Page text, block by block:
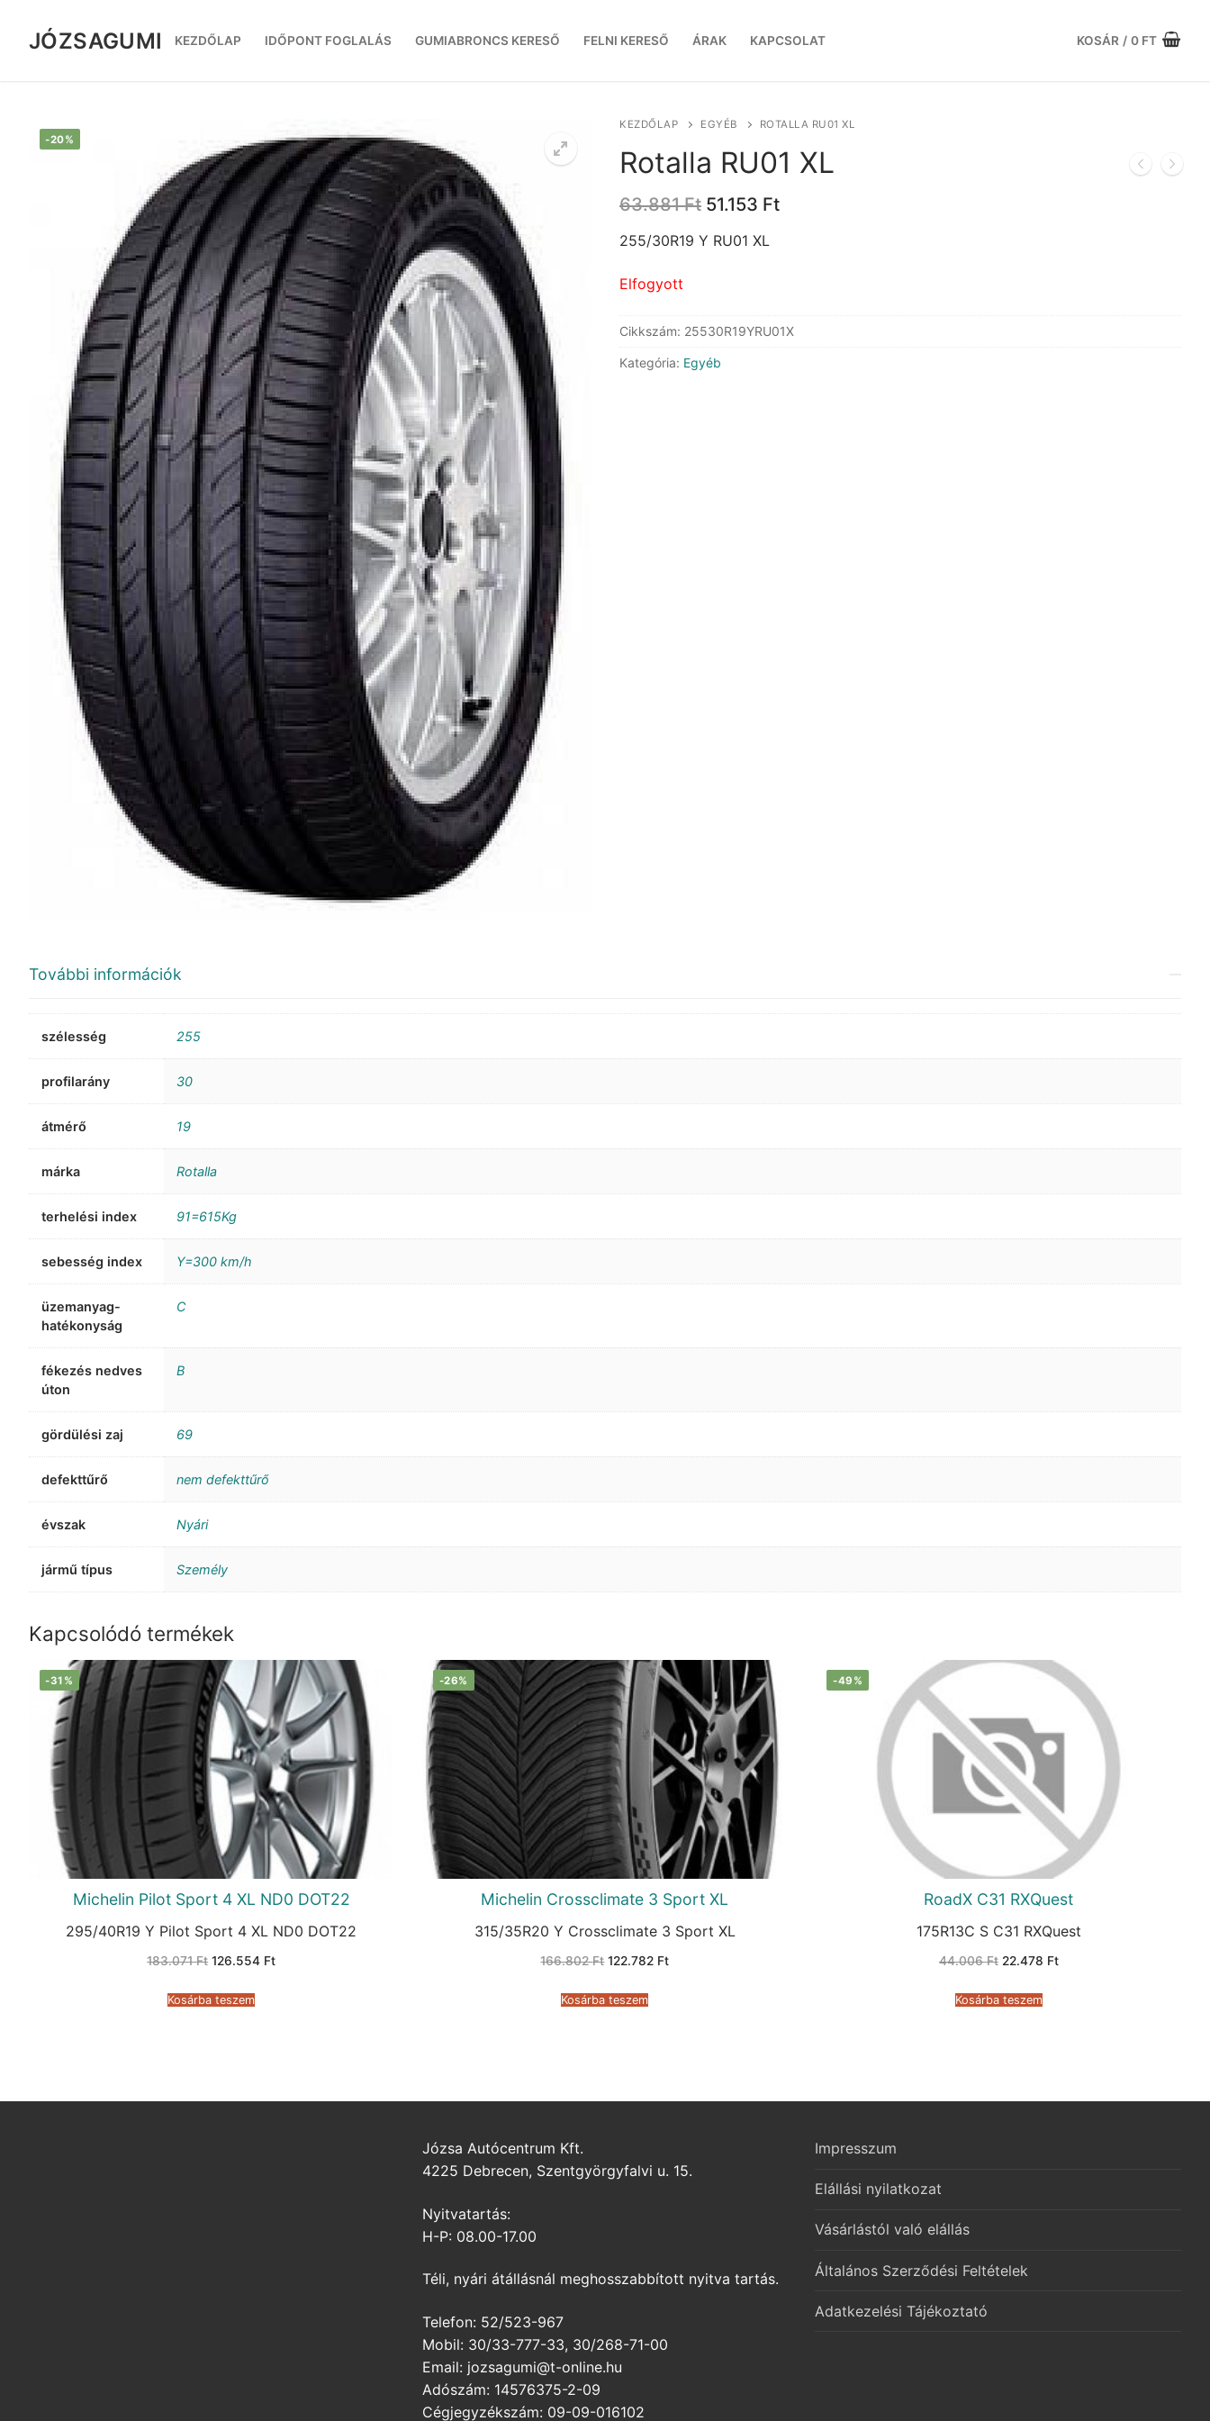
tartalomra
JÓZSAGUMI KEZDŐLAP IDŐPONT FOGLALÁS GUMIABRONCS KERESŐ FELNI KERESŐ ÁRAK KAPCSOLAT KOSÁR / 0 FT
-20%
KEZDŐLAP EGYÉB ROTALLA RU01 XL
Rotalla RU01 XL
63.881Ft Original
was:
51.153 FtCurrent
255/30R19 Y RU01 XL
Elfogyott
Cikkszám: 25530R19YRU01X
Kategória: Egyéb
További információk
szélesség 255
profilarány 30
átmérő 19
márka Rotalla
terhelési index 91=615Kg
sebesség index Y=300 km/h
üzemanyag-
hatékonyság
C
fékezés nedves
úton
B
gördülési zaj 69
defekttűrő nem defekttűrő
évszak Nyári
jármű típus Személy
Kapcsolódó termékek
-31%
Michelin Pilot Sport 4 XL ND0 DOT22
295/40R19 Y Pilot Sport 4 XL ND0 DOT22
183.071Ft Original
183.071 Ft.
126.554 FtCurrent
Kosárba teszem
-26%
Michelin Crossclimate 3 Sport XL
315/35R20 Y Crossclimate 3 Sport XL
166.802Ft Original
166.802 Ft.
122.782 FtCurrent
Kosárba teszem
-49%
RoadX C31 RXQuest
175R13C S C31 RXQuest
44.006Ft Original
44.006 Ft.
22.478 FtCurrent
Kosárba teszem
Józsa Autócentrum Kft.
4225 Debrecen, Szentgyörgyfalvi u. 15.
Nyitvatartás:
H-P: 08.00-17.00
Téli, nyári átállásnál meghosszabbított nyitva tartás.
Telefon: 52/523-967
Mobil: 30/33-777-33, 30/268-71-00
Email: jozsagumi@t-online.hu
Adószám: 14576375-2-09
Cégjegyzékszám: 09-09-016102
Impresszum
Elállási nyilatkozat
Vásárlástól való elállás
Általános Szerződési Feltételek
Adatkezelési Tájékoztató